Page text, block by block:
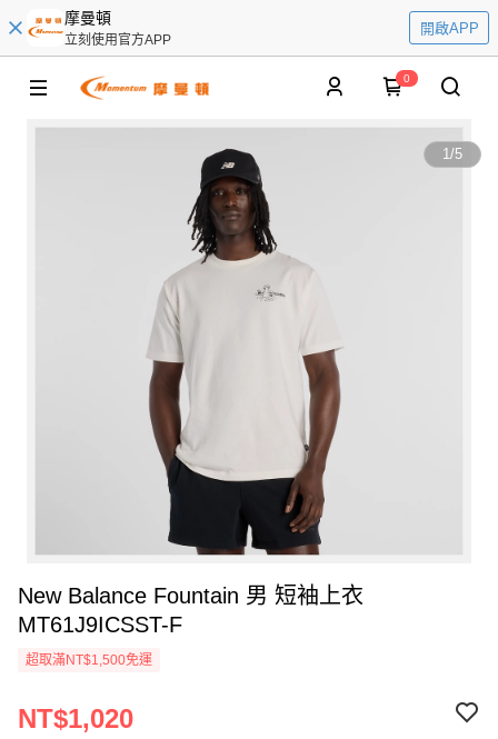
摩曼頓
立刻使用官方APP
開啟APP
0
1/5
New Balance Fountain 男 短袖上衣
MT61J9ICSST-F
超取滿NT$1,500免運
NT$1,020